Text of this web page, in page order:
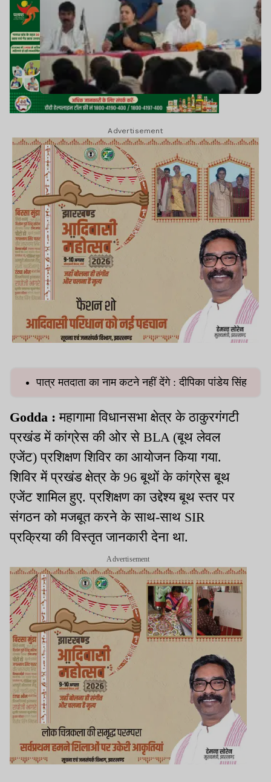
Advertisement
पात्र मतदाता का नाम कटने नहीं देंगे : दीपिका पांडेय सिंह
Godda :महागामा विधानसभा क्षेत्र के ठाकुरगंगटी
प्रखंड में कांग्रेस की ओर से BLA (बूथ लेवल
एजेंट) प्रशिक्षण शिविर का आयोजन किया गया.
शिविर में प्रखंड क्षेत्र के 96 बूथों के कांग्रेस बूथ
एजेंट शामिल हुए. प्रशिक्षण का उद्देश्य बूथ स्तर पर
संगठन को मजबूत करने के साथ-साथ SIR
प्रक्रिया की विस्तृत जानकारी देना था.
Advertisement